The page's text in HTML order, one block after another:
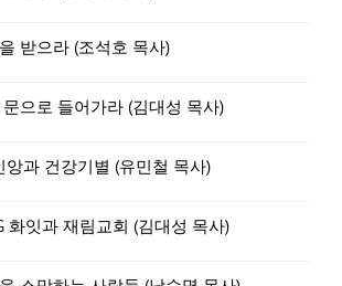
받으라 (조석호 목사)
으로 들어가라 (김대성 목사)
과 건강기별 (유민철 목사)
화잇과 재림교회 (김대성 목사)